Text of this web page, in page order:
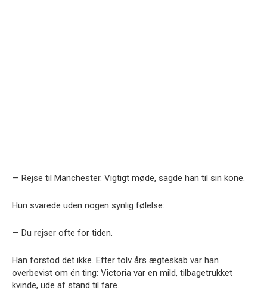
— Rejse til Manchester. Vigtigt møde, sagde han til sin kone.
Hun svarede uden nogen synlig følelse:
— Du rejser ofte for tiden.
Han forstod det ikke. Efter tolv års ægteskab var han
overbevist om én ting: Victoria var en mild, tilbagetrukket
kvinde, ude af stand til fare.